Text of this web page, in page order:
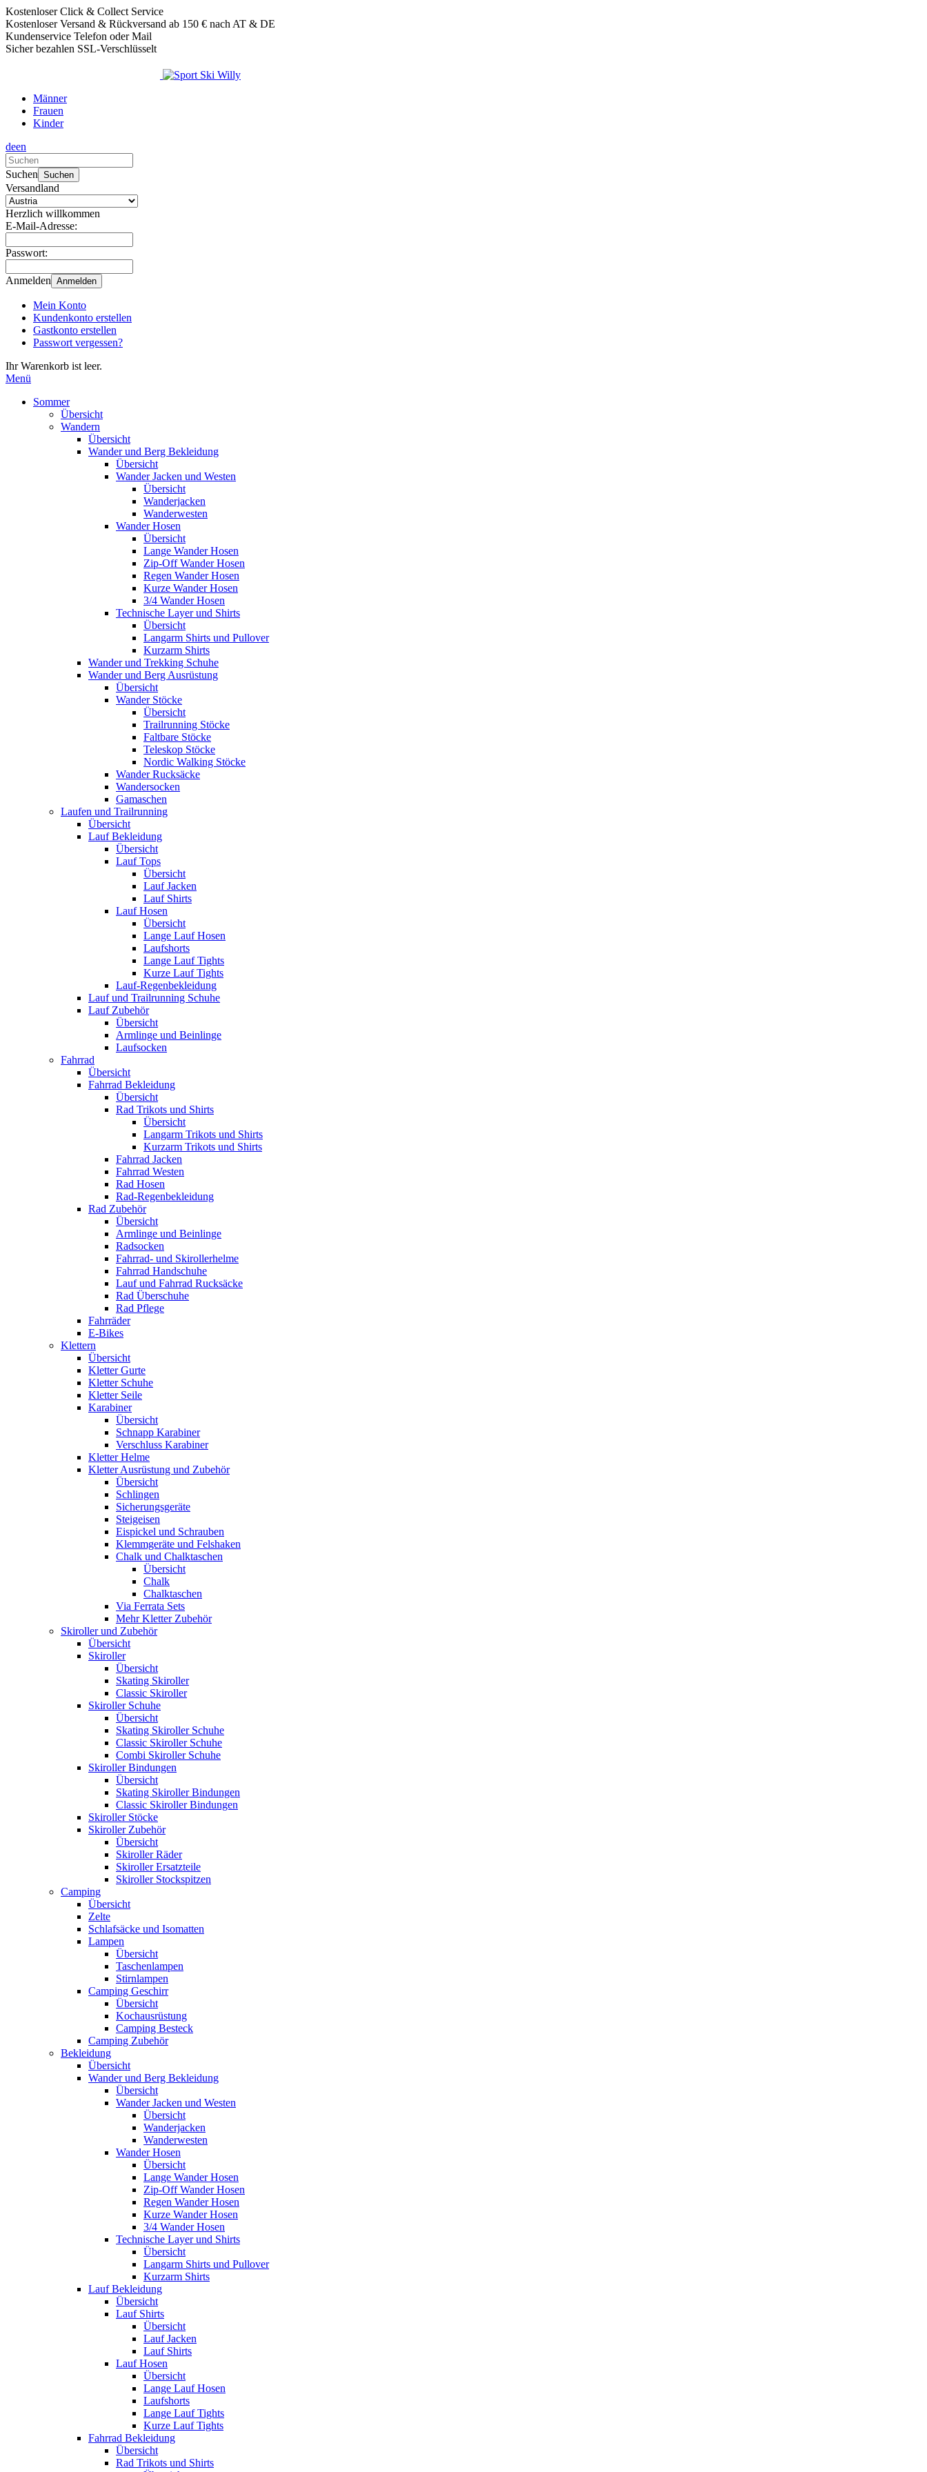
Kostenloser Click & Collect Service
Kostenloser Versand & Rückversand ab 150 € nach AT & DE
Kundenservice Telefon oder Mail
Sicher bezahlen SSL-Verschlüsselt
Männer
Frauen
Kinder
deen
die
nach
oben
unten,
um
das
können
Touch-
und
Streichgesten
verwenden.
Suchen Suchen
Versandland
Herzlich willkommen
E-Mail-Adresse:
Passwort:
Anmelden Anmelden
Mein Konto
Kundenkonto erstellen
Gastkonto erstellen
Passwort vergessen?
Ihr Warenkorb ist leer.
Menü
Sommer
Übersicht
Wandern
Übersicht
Wander und Berg Bekleidung
Übersicht
Wander Jacken und Westen
Übersicht
Wanderjacken
Wanderwesten
Wander Hosen
Übersicht
Lange Wander Hosen
Zip-Off Wander Hosen
Regen Wander Hosen
Kurze Wander Hosen
3/4 Wander Hosen
Technische Layer und Shirts
Übersicht
Langarm Shirts und Pullover
Kurzarm Shirts
Wander und Trekking Schuhe
Wander und Berg Ausrüstung
Übersicht
Wander Stöcke
Übersicht
Trailrunning Stöcke
Faltbare Stöcke
Teleskop Stöcke
Nordic Walking Stöcke
Wander Rucksäcke
Wandersocken
Gamaschen
Laufen und Trailrunning
Übersicht
Lauf Bekleidung
Übersicht
Lauf Tops
Übersicht
Lauf Jacken
Lauf Shirts
Lauf Hosen
Übersicht
Lange Lauf Hosen
Laufshorts
Lange Lauf Tights
Kurze Lauf Tights
Lauf-Regenbekleidung
Lauf und Trailrunning Schuhe
Lauf Zubehör
Übersicht
Armlinge und Beinlinge
Laufsocken
Fahrrad
Übersicht
Fahrrad Bekleidung
Übersicht
Rad Trikots und Shirts
Übersicht
Langarm Trikots und Shirts
Kurzarm Trikots und Shirts
Fahrrad Jacken
Fahrrad Westen
Rad Hosen
Rad-Regenbekleidung
Rad Zubehör
Übersicht
Armlinge und Beinlinge
Radsocken
Fahrrad- und Skirollerhelme
Fahrrad Handschuhe
Lauf und Fahrrad Rucksäcke
Rad Überschuhe
Rad Pflege
Fahrräder
E-Bikes
Klettern
Übersicht
Kletter Gurte
Kletter Schuhe
Kletter Seile
Karabiner
Übersicht
Schnapp Karabiner
Verschluss Karabiner
Kletter Helme
Kletter Ausrüstung und Zubehör
Übersicht
Schlingen
Sicherungsgeräte
Steigeisen
Eispickel und Schrauben
Klemmgeräte und Felshaken
Chalk und Chalktaschen
Übersicht
Chalk
Chalktaschen
Via Ferrata Sets
Mehr Kletter Zubehör
Skiroller und Zubehör
Übersicht
Skiroller
Übersicht
Skating Skiroller
Classic Skiroller
Skiroller Schuhe
Übersicht
Skating Skiroller Schuhe
Classic Skiroller Schuhe
Combi Skiroller Schuhe
Skiroller Bindungen
Übersicht
Skating Skiroller Bindungen
Classic Skiroller Bindungen
Skiroller Stöcke
Skiroller Zubehör
Übersicht
Skiroller Räder
Skiroller Ersatzteile
Skiroller Stockspitzen
Camping
Übersicht
Zelte
Schlafsäcke und Isomatten
Lampen
Übersicht
Taschenlampen
Stirnlampen
Camping Geschirr
Übersicht
Kochausrüstung
Camping Besteck
Camping Zubehör
Bekleidung
Übersicht
Wander und Berg Bekleidung
Übersicht
Wander Jacken und Westen
Übersicht
Wanderjacken
Wanderwesten
Wander Hosen
Übersicht
Lange Wander Hosen
Zip-Off Wander Hosen
Regen Wander Hosen
Kurze Wander Hosen
3/4 Wander Hosen
Technische Layer und Shirts
Übersicht
Langarm Shirts und Pullover
Kurzarm Shirts
Lauf Bekleidung
Übersicht
Lauf Shirts
Übersicht
Lauf Jacken
Lauf Shirts
Lauf Hosen
Übersicht
Lange Lauf Hosen
Laufshorts
Lange Lauf Tights
Kurze Lauf Tights
Fahrrad Bekleidung
Übersicht
Rad Trikots und Shirts